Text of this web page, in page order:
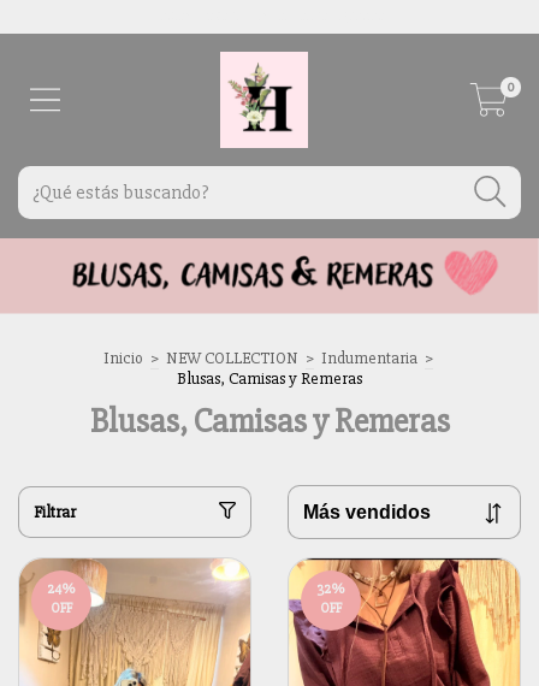
0
Inicio > NEW COLLECTION > Indumentaria >
Blusas, Camisas y Remeras
Blusas, Camisas y Remeras
Filtrar
24%
OFF
32%
OFF